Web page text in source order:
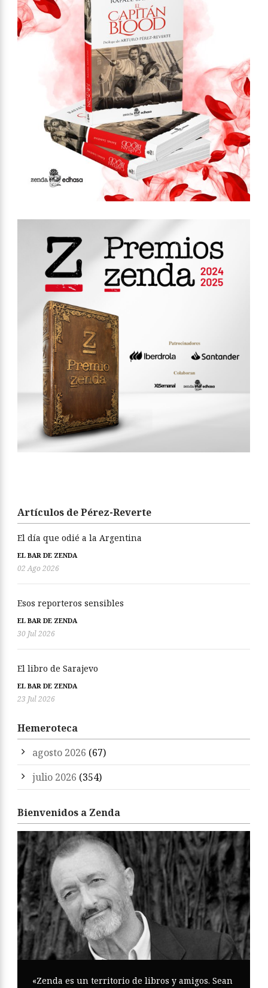
Artículos de Pérez-Reverte
El día que odié a la Argentina
EL BAR DE ZENDA
02 Ago 2026
Esos reporteros sensibles
EL BAR DE ZENDA
30 Jul 2026
El libro de Sarajevo
EL BAR DE ZENDA
23 Jul 2026
Hemeroteca
agosto 2026 (67)
julio 2026 (354)
Bienvenidos a Zenda
«Zenda es un territorio de libros y amigos. Sean